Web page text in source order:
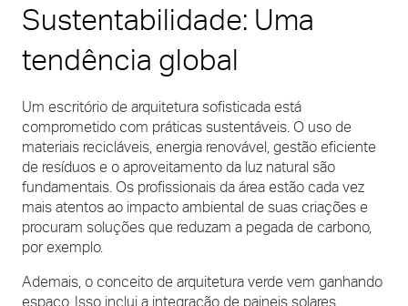
Sustentabilidade: Uma
tendência global
Um escritório de arquitetura sofisticada está
comprometido com práticas sustentáveis. O uso de
materiais recicláveis, energia renovável, gestão eficiente
de resíduos e o aproveitamento da luz natural são
fundamentais. Os profissionais da área estão cada vez
mais atentos ao impacto ambiental de suas criações e
procuram soluções que reduzam a pegada de carbono,
por exemplo.
Ademais, o conceito de arquitetura verde vem ganhando
espaço. Isso inclui a integração de paineis solares,